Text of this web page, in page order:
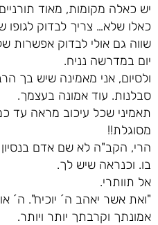
יש כאלה מקומות, מאוד
כאלו שלא… צריך לבדוק לגופו
שווה גם אולי לבדוק אפשרות
יום במדרשה נניח.
ולסיום, אני מאמינה שיש בך
סבלנות. עוד אמונה בעצמך.
תאמיני שכל עיכוב מראה עד
מסוגלת!!
הרי, הקב"ה לא שם אדם
בו. וכנראה שיש לך.
אל תוותרי.
"ואת אשר יאהב ה´ יוכיח". ה´
אמונתך וקרבתך יותר ויותר.